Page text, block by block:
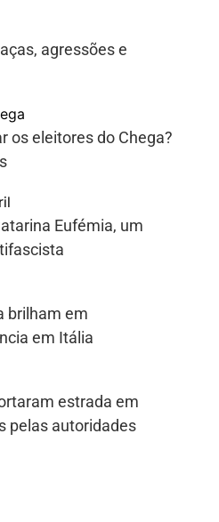
agressões e
os eleitores do Chega?
Eufémia, um
brilham em
em Itália
estrada em
pelas autoridades